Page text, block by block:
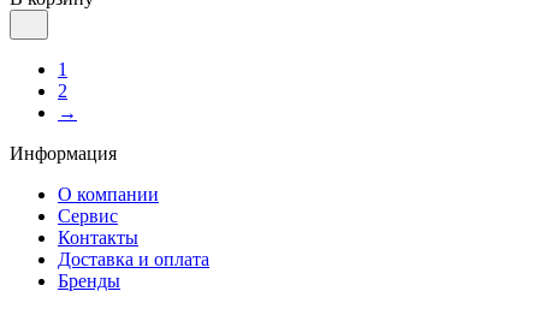
1
2
→
Информация
О компании
Сервис
Контакты
Доставка и оплата
Бренды